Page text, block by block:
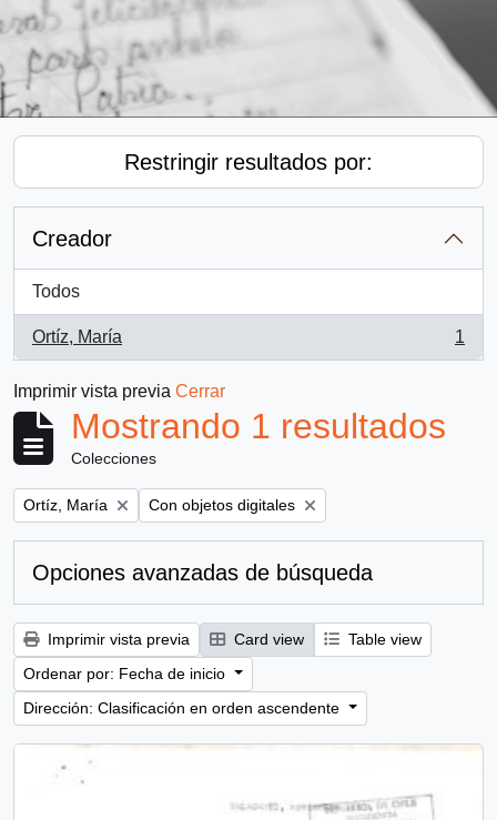
Restringir resultados por:
Creador
Todos
Ortíz, María
, 1 resultados
1
Imprimir vista previa Cerrar
Mostrando 1 resultados
Colecciones
Remove filter:
Ortíz, María Remove filter:
Con objetos digitales
Opciones avanzadas de búsqueda
Imprimir vista previa Card view
Table view
Ordenar por: Fecha de inicio
Dirección: Clasificación en orden ascendente